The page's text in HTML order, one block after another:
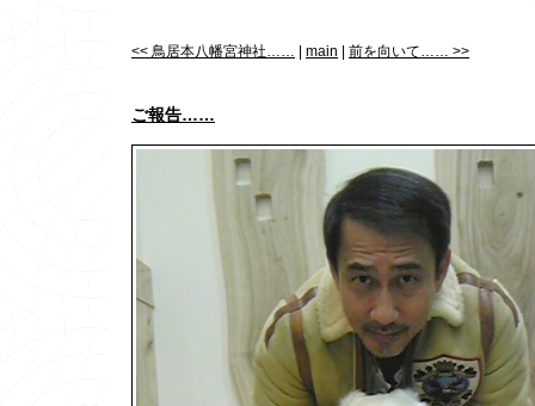
<< 鳥居本八幡宮神社…… main 前を向いて…… >>
ご報告……